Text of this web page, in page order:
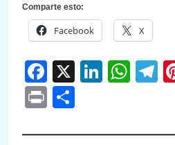
Comparte esto:
Facebook X
Facebook
X
Print